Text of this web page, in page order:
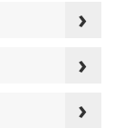
›
›
›